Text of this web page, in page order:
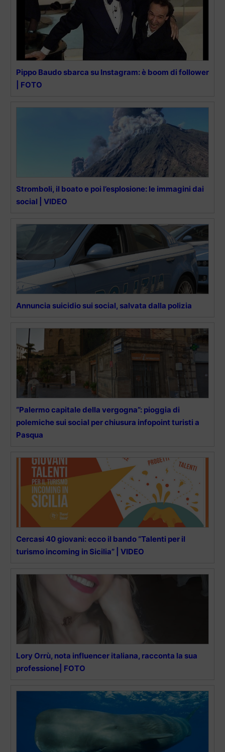
Pippo Baudo sbarca su Instagram: è boom di follower
| FOTO
Stromboli, il boato e poi l’esplosione: le immagini dai
social | VIDEO
Annuncia suicidio sui social, salvata dalla polizia
“Palermo capitale della vergogna”: pioggia di
polemiche sui social per chiusura infopoint turisti a
Pasqua
Cercasi 40 giovani: ecco il bando “Talenti per il
turismo incoming in Sicilia” | VIDEO
Lory Orrù, nota influencer italiana, racconta la sua
professione| FOTO